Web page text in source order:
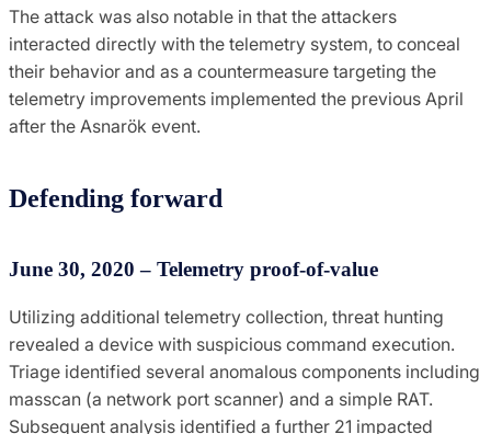
The attack was also notable in that the attackers
interacted directly with the telemetry system, to conceal
their behavior and as a countermeasure targeting the
telemetry improvements implemented the previous April
after the Asnarök event.
Defending forward
June 30, 2020 – Telemetry proof-of-value
Utilizing additional telemetry collection, threat hunting
revealed a device with suspicious command execution.
Triage identified several anomalous components including
masscan (a network port scanner) and a simple RAT.
Subsequent analysis identified a further 21 impacted